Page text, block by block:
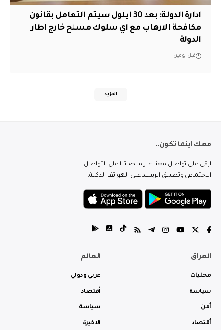
ادارة الدولة: بعد 30 ايلول سيتم التعامل بقانون
مكافحة الارهاب مع اي سلوك مسلح خارج اطار
الدولة
قبل يومين
المزيد
معك اينما تكون..
ابقى على تواصل معنا عبر منصاتنا على التواصل
الاجتماعي وتطبيق الرشيد على الهواتف الذكية.
العراق
محليات
سياسة
أمن
أقتصاد
العالم
عربي ودولي
أقتصاد
سياسة
الاخيرة